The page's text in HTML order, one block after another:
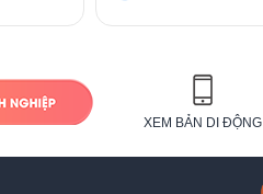
XEM BẢN DI ĐỘNG